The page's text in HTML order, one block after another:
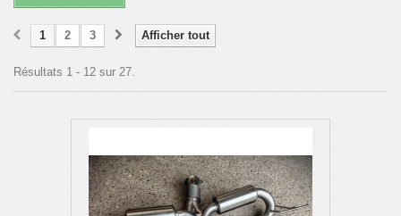
Afficher tout
1 2 3
Résultats 1 - 12 sur 27.